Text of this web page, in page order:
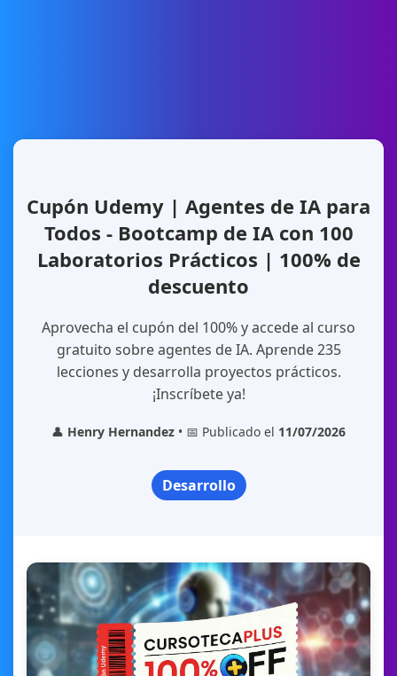
Cupón Udemy | Agentes de IA para
Todos - Bootcamp de IA con 100
Laboratorios Prácticos | 100% de
descuento
Aprovecha el cupón del 100% y accede al curso
gratuito sobre agentes de IA. Aprende 235
lecciones y desarrolla proyectos prácticos.
¡Inscríbete ya!
👤 Henry Hernandez • 📅 Publicado el 11/07/2026
Desarrollo